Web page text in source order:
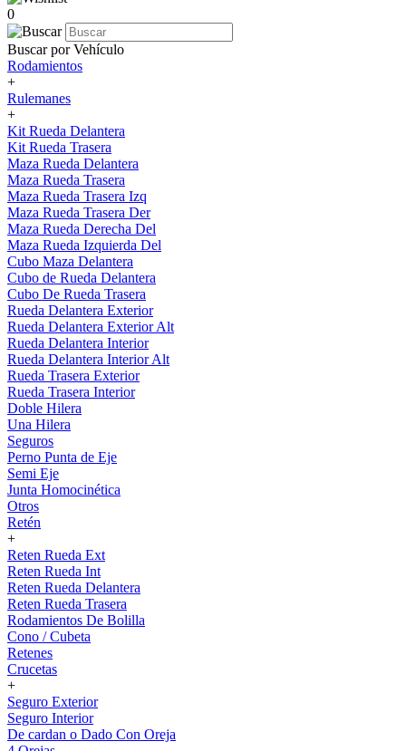
0
Buscar por Vehículo
Rodamientos
+
Rulemanes
+
Kit Rueda Delantera
Kit Rueda Trasera
Maza Rueda Delantera
Maza Rueda Trasera
Maza Rueda Trasera Izq
Maza Rueda Trasera Der
Maza Rueda Derecha Del
Maza Rueda Izquierda Del
Cubo Maza Delantera
Cubo de Rueda Delantera
Cubo De Rueda Trasera
Rueda Delantera Exterior
Rueda Delantera Exterior Alt
Rueda Delantera Interior
Rueda Delantera Interior Alt
Rueda Trasera Exterior
Rueda Trasera Interior
Doble Hilera
Una Hilera
Seguros
Perno Punta de Eje
Semi Eje
Junta Homocinética
Otros
Retén
+
Reten Rueda Ext
Reten Rueda Int
Reten Rueda Delantera
Reten Rueda Trasera
Rodamientos De Bolilla
Cono / Cubeta
Retenes
Crucetas
+
Seguro Exterior
Seguro Interior
De cardan o Dado Con Oreja